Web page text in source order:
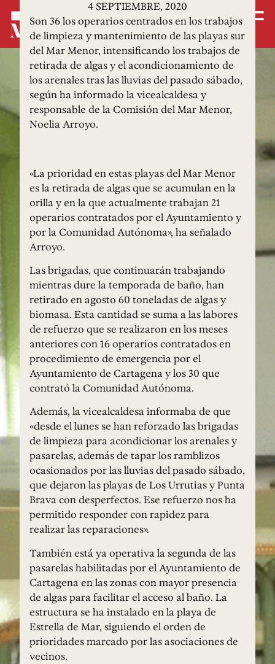
4 SEPTIEMBRE, 2020
Son 36 los operarios centrados en los trabajos
de limpieza y mantenimiento de las playas sur
del Mar Menor, intensificando los trabajos de
retirada de algas y el acondicionamiento de
los arenales tras las lluvias del pasado sábado,
según ha informado la vicealcaldesa y
responsable de la Comisión del Mar Menor,
Noelia Arroyo.
«La prioridad en estas playas del Mar Menor
es la retirada de algas que se acumulan en la
orilla y en la que actualmente trabajan 21
operarios contratados por el Ayuntamiento y
por la Comunidad Autónoma», ha señalado
Arroyo.
Las brigadas, que continuarán trabajando
mientras dure la temporada de baño, han
retirado en agosto 60 toneladas de algas y
biomasa. Esta cantidad se suma a las labores
de refuerzo que se realizaron en los meses
anteriores con 16 operarios contratados en
procedimiento de emergencia por el
Ayuntamiento de Cartagena y los 30 que
contrató la Comunidad Autónoma.
Además, la vicealcaldesa informaba de que
«desde el lunes se han reforzado las brigadas
de limpieza para acondicionar los arenales y
pasarelas, además de tapar los ramblizos
ocasionados por las lluvias del pasado sábado,
que dejaron las playas de Los Urrutias y Punta
Brava con desperfectos. Ese refuerzo nos ha
permitido responder con rapidez para
realizar las reparaciones».
También está ya operativa la segunda de las
pasarelas habilitadas por el Ayuntamiento de
Cartagena en las zonas con mayor presencia
de algas para facilitar el acceso al baño. La
estructura se ha instalado en la playa de
Estrella de Mar, siguiendo el orden de
prioridades marcado por las asociaciones de
vecinos.